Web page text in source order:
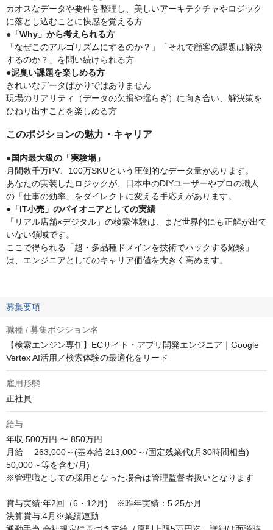
カオスなデータや要件を整理し、美しいアーキテクチャやロジック
に落とし込むことに快感を覚える方
●「Why」から考えられる方
「なぜこのアルゴリズムにするのか？」「それで顧客の課題は解決
するのか？」を問い続けられる方
●泥臭い課題を楽しめる方
きれいなデータばかりではありません
現場のリアリティ（データの欠損や揺らぎ）に向き合い、解決策を
ひねり出すことを楽しめる方
このポジションの魅力・キャリア
●国内最大級の「実験場」
月間数千万PV、100万SKUという圧倒的なデータ量があります。
あなたの実装したロジックが、日本中のDIYユーザーやプロの職人
の「仕事の効率」をダイレクトに変える手応えがあります。
●「IT小売」のパイオニアとしての実績
「リアル店舗×デジタル」の検索体験は、まだ世界的にも正解が出て
いない領域です。
ここで得られる「超・多品種ドメインを技術でハックする経験」
は、エンジニアとしてのキャリア価値を大きく高めます。
募集要項
職種 / 募集ポジション名
【検索エンジン専任】ECサイト・アプリ開発エンジニア｜Google
Vertex AI活用／検索体験の最適化をリード
雇用形態
正社員
給与
年収 500万円 〜 850万円
月給　 263,000～(基本給 213,000～/固定残業代(月30時間相当)
50,000～等を含む/月)
※管理職としての採用となった場合は管理監督者扱いとなります
賞与実績:年2回（6・12月)　※昨年実績：5.25か月
決算賞与:4月※業績連動